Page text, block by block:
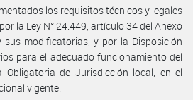
los requisitos técnicos y legales
la Ley N° 24.449, artículo 34 del Anexo
sus modificatorias, y por la Disposición
para el adecuado funcionamiento del
Obligatoria de Jurisdicción local, en el
vigente.